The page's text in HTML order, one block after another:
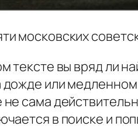
московских
тексте вы вряд ли
дожде или
сама
в поиске и